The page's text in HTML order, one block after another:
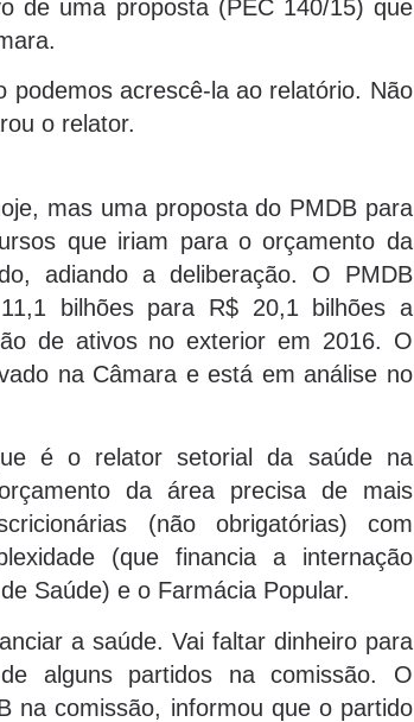
de uma proposta (PEC 140/15) que
podemos acrescê-la ao relatório. Não
o relator.
mas uma proposta do PMDB para
que iriam para o orçamento da
adiando a deliberação. O PMDB
bilhões para R$ 20,1 bilhões a
de ativos no exterior em 2016. O
na Câmara e está em análise no
é o relator setorial da saúde na
da área precisa de mais
(não obrigatórias) com
(que financia a internação
Saúde) e o Farmácia Popular.
a saúde. Vai faltar dinheiro para
alguns partidos na comissão. O
na comissão, informou que o partido